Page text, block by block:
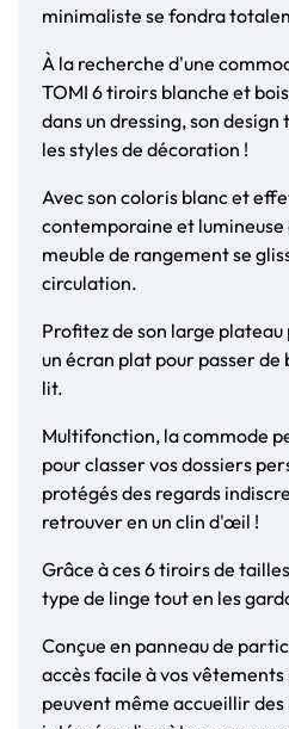
minimaliste se fondra
À la recherche d'une
TOMI 6 tiroirs blanche et
dans un dressing, son
les styles de décoration !
Avec son coloris blanc et
contemporaine et
meuble de rangement se
circulation.
Profitez de son large
un écran plat pour passer
lit.
Multifonction, la commode
pour classer vos dossiers
protégés des regards
retrouver en un clin d'œil !
Grâce à ces 6 tiroirs de
type de linge tout en les
Conçue en panneau de
accès facile à vos
peuvent même accueillir